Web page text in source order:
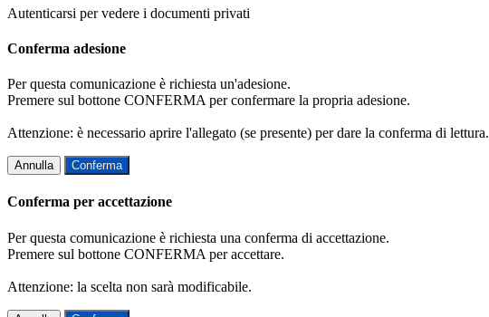
Autenticarsi per vedere i documenti privati
Conferma adesione
Per questa comunicazione è richiesta un'adesione.
Premere sul bottone CONFERMA per confermare la propria adesione.
Attenzione: è necessario aprire l'allegato (se presente) per dare la conferma di lettura.
Annulla Conferma
Conferma per accettazione
Per questa comunicazione è richiesta una conferma di accettazione.
Premere sul bottone CONFERMA per accettare.
Attenzione: la scelta non sarà modificabile.